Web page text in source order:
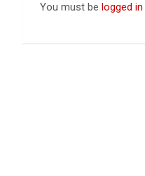
You must be logged in